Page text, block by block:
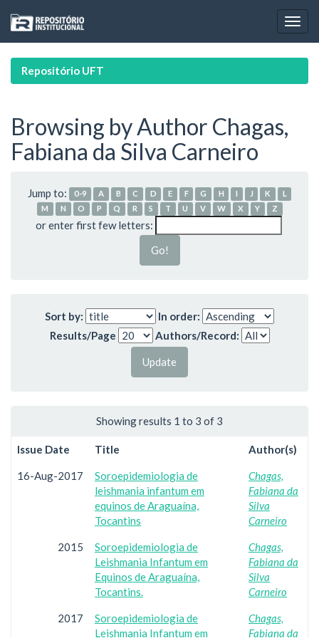
navigation
Repositório UFT
Browsing by Author Chagas,
Fabiana da Silva Carneiro
Jump to: 0-9 A B C D E F G H I J K
L
M
N O P Q R S T U V W X Y Z
or enter first few letters:
Sort by:
In order:
Results/Page
Authors/Record:
Showing results 1 to 3 of 3
Issue Date Title Author(s)
16-Aug-2017
Soroepidemiologia de
leishmania infantum em
equinos de Araguaína,
Tocantins
Chagas,
Fabiana da
Silva
Carneiro
2015
Soroepidemiologia de
Leishmania Infantum em
Equinos de Araguaína,
Tocantins.
Chagas,
Fabiana da
Silva
Carneiro
2017
Soroepidemiologia de
Leishmania Infantum em
Chagas,
Fabiana da